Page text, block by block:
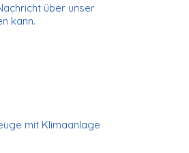
über unser
kann.
mit Klimaanlage